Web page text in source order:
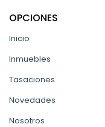
OPCIONES
Inicio
Inmuebles
Tasaciones
Novedades
Nosotros